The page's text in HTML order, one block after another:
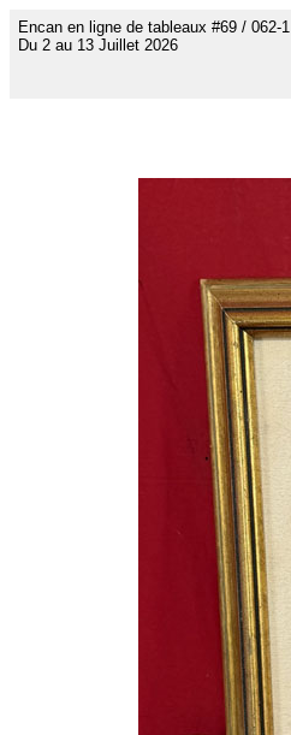
Encan en ligne de tableaux #69 / 062-1
Du 2 au 13 Juillet 2026